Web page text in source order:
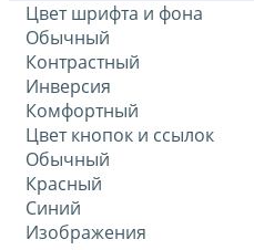
Цвет шрифта и фона
Обычный
Контрастный
Инверсия
Комфортный
Цвет кнопок и ссылок
Обычный
Красный
Синий
Изображения